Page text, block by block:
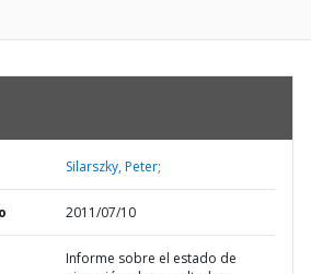
Silarszky, Peter;
2011/07/10
Informe sobre el estado de